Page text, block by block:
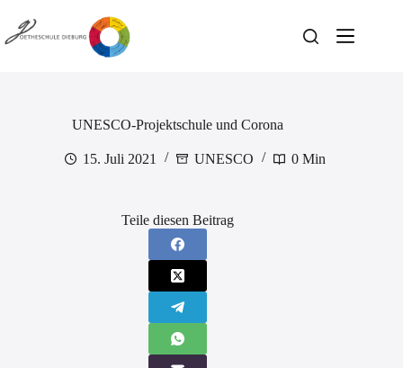
Inhalt
springen
UNESCO-Projektschule und Corona
15. Juli 2021 UNESCO 0 Min
Teile diesen Beitrag